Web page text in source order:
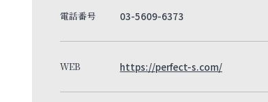
電話番号 03-5609-6373
WEB https://perfect-s.com/